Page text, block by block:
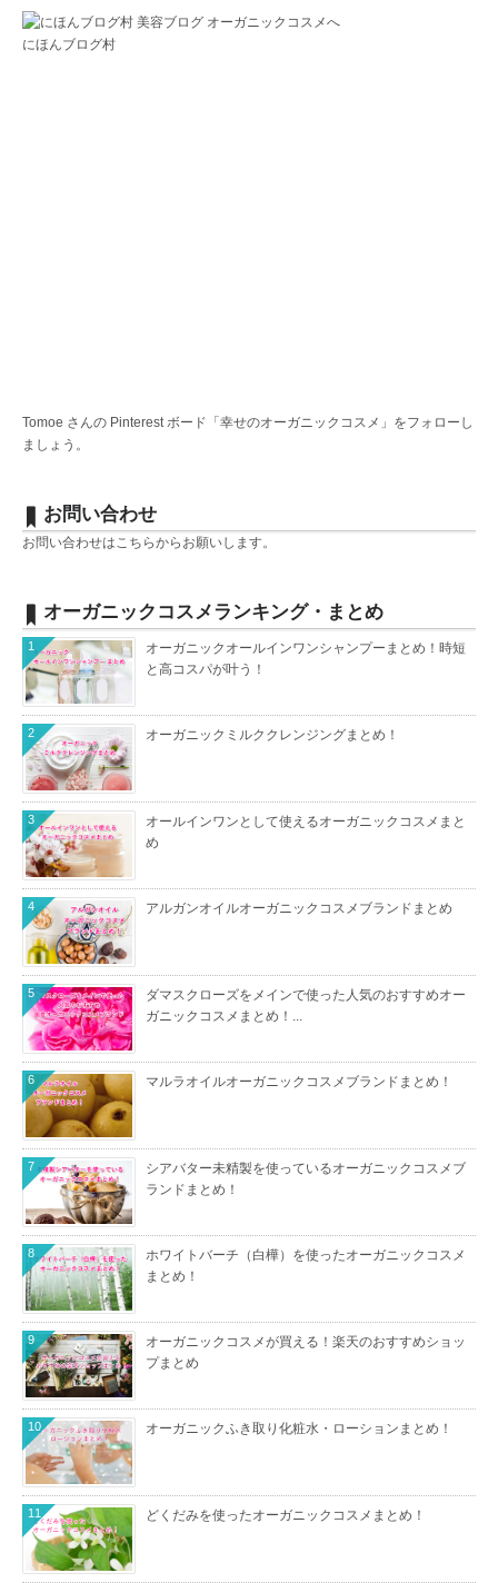
にほんブログ村
Tomoe さんの Pinterest ボード「幸せのオーガニックコスメ」をフォローし
ましょう。
お問い合わせ
お問い合わせは こちらからお願いします。
オーガニックコスメランキング・まとめ
オーガニックオールインワンシャンプーまとめ！時短
と高コスパが叶う！
1
オーガニックミルククレンジングまとめ！
2
オールインワンとして使えるオーガニックコスメまと
め
3
アルガンオイルオーガニックコスメブランドまとめ
4
ダマスクローズをメインで使った人気のおすすめオー
ガニックコスメまとめ！...
5
マルラオイルオーガニックコスメブランドまとめ！
6
シアバター未精製を使っているオーガニックコスメブ
ランドまとめ！
7
ホワイトバーチ（白樺）を使ったオーガニックコスメ
まとめ！
8
オーガニックコスメが買える！楽天のおすすめショッ
プまとめ
9
オーガニックふき取り化粧水・ローションまとめ！
10
どくだみを使ったオーガニックコスメまとめ！
11